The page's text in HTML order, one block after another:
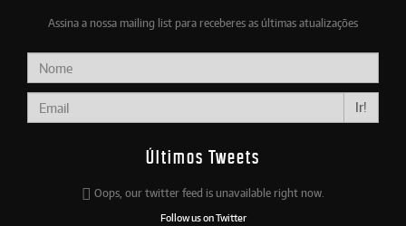
Assina a nossa mailing list para receberes as últimas atualizações
Ir!
Últimos Tweets
Oops, our twitter feed is unavailable right now.
Follow us on Twitter